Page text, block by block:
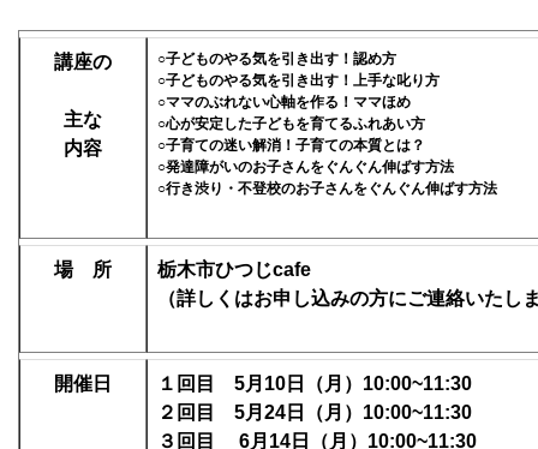
講座の
主な
内容
○子どものやる気を引き出す！認め方
○子どものやる気を引き出す！上手な叱り方
○ママのぶれない心軸を作る！ママほめ
○心が安定した子どもを育てるふれあい方
○子育ての迷い解消！子育ての本質とは？
○発達障がいのお子さんをぐんぐん伸ばす方法
○行き渋り・不登校のお子さんをぐんぐん伸ばす方法
場 所
栃木市ひつじcafe
（詳しくはお申し込みの方にご連絡いたし
開催日
１回目 5月10日（月）10:00~11:30
２回目 5月24日（月）10:00~11:30
３回目 6月14日（月）10:00~11:30